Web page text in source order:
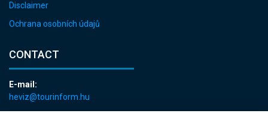
Disclaimer
Ochrana osobních údajů
CONTACT
E-mail:
heviz@tourinform.hu